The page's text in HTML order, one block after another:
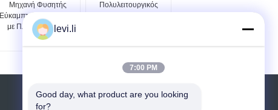
Μηχανή Φυσητής
Εύκαμπτης Συχνότητας
με Πλάγια Φύσηση
Πολυλειτουργικός
βάζα
Αίτηση κράτησης
levi.li
7:00 PM
Good day, what product are you looking
for?